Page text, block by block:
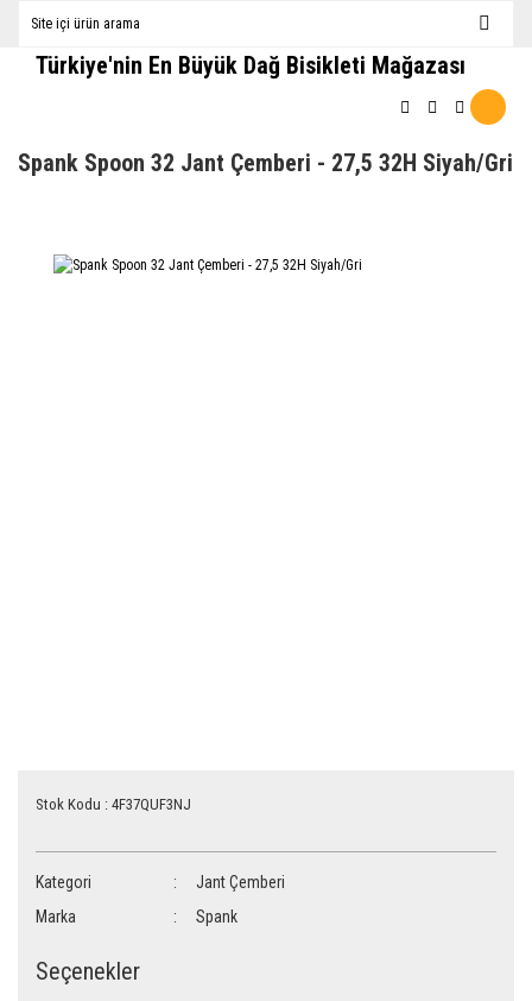
Türkiye'nin En Büyük Dağ Bisikleti Mağazası
Spank Spoon 32 Jant Çemberi - 27,5 32H Siyah/Gri
Stok Kodu : 4F37QUF3NJ
Kategori
Jant Çemberi
Marka
Spank
Seçenekler